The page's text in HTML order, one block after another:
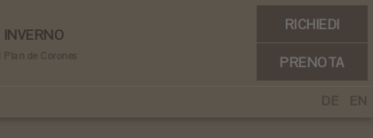
DE EN
INVERNO
Plan de Corones
RICHIEDI
PRENOTA